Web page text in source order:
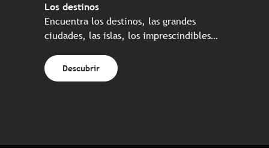
Los destinos
Encuentra los destinos, las grandes
ciudades, las islas, los imprescindibles…
Descubrir